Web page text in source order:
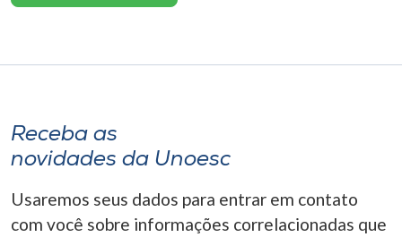
Receba as
novidades da Unoesc
Usaremos seus dados para entrar em contato
com você sobre informações correlacionadas que